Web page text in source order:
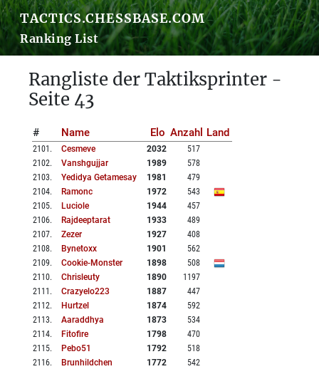
TACTICS.CHESSBASE.COM
Ranking List
Rangliste der Taktiksprinter -
Seite 43
# Name Elo Anzahl Land
2101 . Cesmeve 2032
517
2102. Vanshgujjar 1989
578
2103. Yedidya Getamesay 1981
479
2104. Ramonc 1972
543
2105. Luciole 1944
457
2106. Rajdeeptarat 1933
489
2107. Zezer 1927
408
2108. Bynetoxx 1901
562
2109. Cookie-Monster 1898
508
2110. Chrisleuty 1890
1197
2111 . Crazyelo223 1887
447
2112. Hurtzel 1874
592
2113. Aaraddhya 1873
534
2114. Fitofire 1798
470
2115. Pebo51 1792
518
2116. Brunhildchen 1772
542